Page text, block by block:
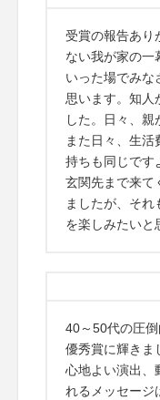
受賞の報告あり
ない我が家の一
いった場でみな
思います。知人
した。日々、親
また日々、生活
持ちも同じです
玄関先まで来て
ましたが、それ
を楽しみたいと
40～50代の圧
優秀賞に輝きま
心地よい演出、
れるメッセージ